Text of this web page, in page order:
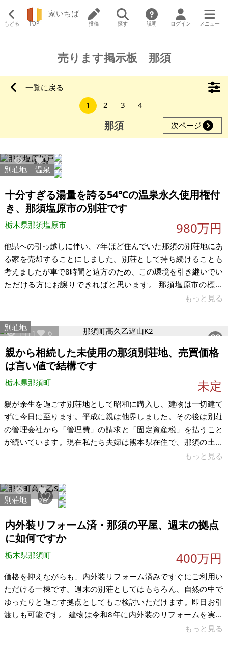
もどる TOP
家いちば
投稿 探す 説明 ログイン メニュー
売ります掲示板 那須
一覧に戻る
1
2 3 4
那須 次ページ
1992 41
別荘地 温泉
十分すぎる湯量を誇る54℃の温泉永久使用権付
き、那須塩原市の別荘です
栃木県那須塩原市 980万円
他県への引っ越しに伴い、7年ほど住んでいた那須の別荘地にあ
る家を売却することにしました。別荘として持ち続けることも
考えましたが車で8時間と遠方のため、この環境を引き継いでい
ただける方にお譲りできればと思います。 那須塩原市の標高
450ｍほどのところにある別荘地内の2LDKで、54度の温泉の永
ットルまで使用できますので、毎日使用しても十分すぎるほど
湯量です。那須には温泉付き物件が結構ありますが、そのほと
んどが加温が必要な湯温30度ほどのところが多く、加温が必要
の無いところはそのほとんどが標高がかなり高い不便な場所に
なります。 2
もっと見る
1411 6
別荘地
親から相続した未使用の那須別荘地、売買価格
は言い値で結構です
栃木県那須町 未定
親が余生を過ごす別荘地として昭和に購入し、建物は一切建て
ずに今日に至ります。平成に親は他界しました。その後は別荘
の管理会社から「管理費」の請求と「固定資産税」を払うこと
が続いています。現在私たち夫婦は熊本県在住で、那須の土地
に転居するつもりは一切無く、那須にも興味がありません。完
け」など、土地の現況や特徴をお伝えすることが出来ません。
また広さとしては2筆（344平米と30平米）ですが、これは相続
の時に分筆したためです。この広さの感覚が「丁度良い」とマ
ッチすれば幸いです。地目は「山
もっと見る
3116 26
別荘地
内外装リフォーム済・那須の平屋、週末の拠点
に如何ですか
栃木県那須町 400万円
価格を抑えながらも、内外装リフォーム済みですぐにご利用い
ただける一棟です。週末の別荘としてはもちろん、自然の中で
ゆったりと過ごす拠点としてもご検討いただけます。即日お引
渡しも可能です。 建物は令和8年に内外装のリフォームを実施
しており、お引渡し後すぐにご利用いただけます。なお、本物
もっと見る